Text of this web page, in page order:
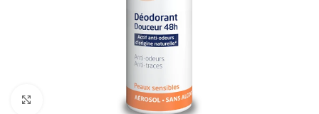
Cliquez pour agrandir